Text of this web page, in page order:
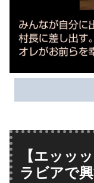
【エッッ
ラビアで